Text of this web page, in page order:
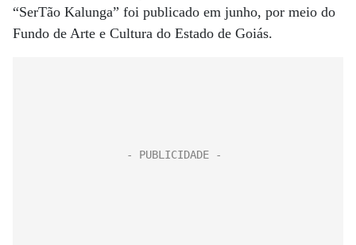
“SerTão Kalunga” foi publicado em junho, por meio do
Fundo de Arte e Cultura do Estado de Goiás.